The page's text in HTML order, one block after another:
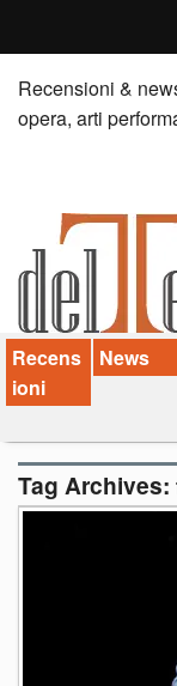
Home
Recensioni
News
Palazzi consiglia
Video
Chi siamo
Contatti
Recensioni &
opera, arti
Recens
ioni
News
Tag Archives: